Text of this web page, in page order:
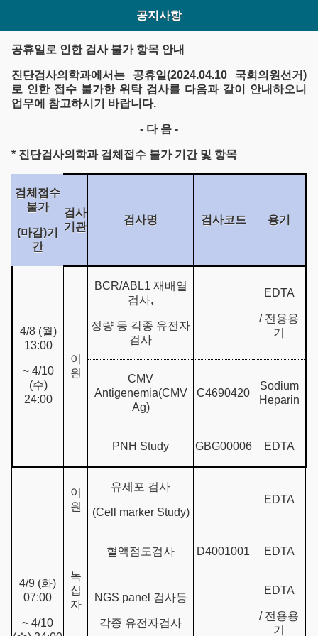
공지사항
공휴일로 인한 검사 불가 항목 안내
진단검사의학과에서는 공휴일(2024.04.10 국회의원선거)
로 인한 접수 불가한 위탁 검사를 다음과 같이 안내하오니
업무에 참고하시기 바랍니다.
- 다 음 -
* 진단검사의학과 검체접수 불가 기간 및 항목
검체접수
불가
(마감)기
간
검사
기관
검사명 검사코드 용기
4/8 (월)
13:00
~ 4/10
(수)
24:00
이
원
BCR/ABL1 재배열
검사,
정량 등 각종 유전자
검사
EDTA
/ 전용용
기
CMV
Antigenemia(CMV
Ag)
C4690420
Sodium
Heparin
PNH Study GBG00006 EDTA
4/9 (화)
07:00
~ 4/10
이
원
유세포 검사
(Cell marker Study)
EDTA
녹
십
자
혈액점도검사 D4001001 EDTA
NGS panel 검사등
각종 유전자검사
EDTA
/ 전용용
기